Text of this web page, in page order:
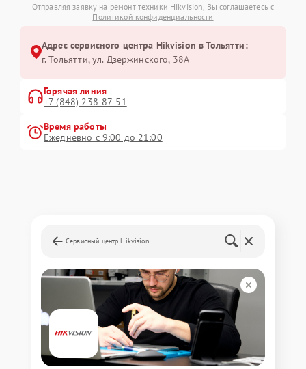
Отправляя заявку на ремонт техники Hikvision, Вы соглашаетесь с
Политикой конфиденциальности
Адрес сервисного центра Hikvision в Тольятти:
г. Тольятти, ул. Дзержинского, 38А
Горячая линия
+7 (848) 238-87-51
Время работы
Ежедневно с 9:00 до 21:00
Сервисный центр Hikvision